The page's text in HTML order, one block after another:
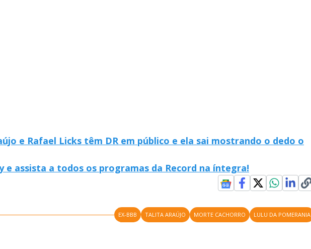
e Rafael Licks têm DR em público e ela sai mostrando o dedo o
e assista a todos os programas da Record na íntegra!
EX-BBB TALITA ARAÚJO MORTE CACHORRO LULU DA POMERANIA